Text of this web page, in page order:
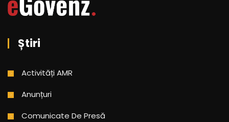
Știri
Activități AMR
Anunțuri
Comunicate De Presă